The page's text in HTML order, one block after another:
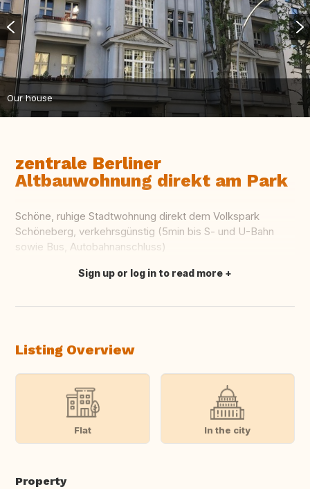
Our house
zentrale Berliner
Altbauwohnung direkt am Park
Schöne, ruhige Stadtwohnung direkt dem Volkspark
Schöneberg, verkehrsgünstig (5min bis S- und U-Bahn
sowie Bus, Autobahnanschluss)
Translate this
Sign up or log in to read more
Listing Overview
Flat In the city
Property